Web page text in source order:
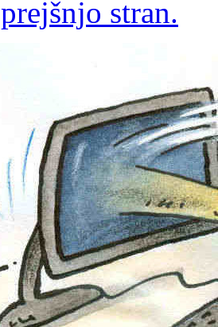
prejšnjo stran.